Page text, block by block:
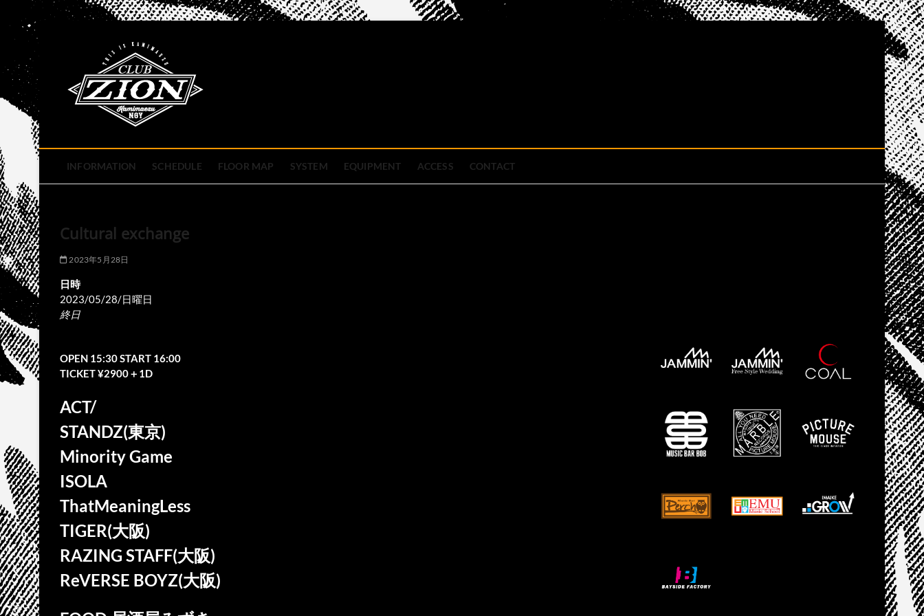
content
INFORMATION SCHEDULE FLOOR MAP SYSTEM EQUIPMENT ACCESS CONTACT
Cultural exchange
2023年5月28日
日時
2023/05/28/日曜日
終日
OPEN 15:30 START 16:00
TICKET ¥2900＋1D
ACT/
STANDZ(東京)
Minority Game
ISOLA
ThatMeaningLess
TIGER(大阪)
RAZING STAFF(大阪)
ReVERSE BOYZ(大阪)